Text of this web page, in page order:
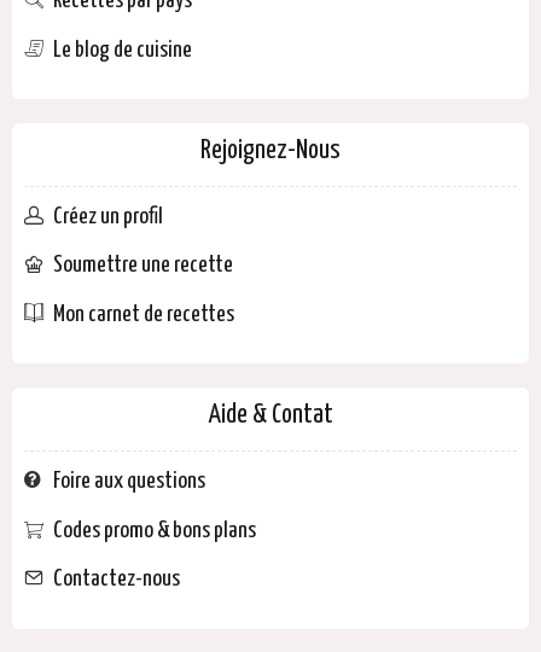
Le blog de cuisine
Rejoignez-Nous
Créez un profil
Soumettre une recette
Mon carnet de recettes
Aide & Contat
Foire aux questions
Codes promo & bons plans
Contactez-nous